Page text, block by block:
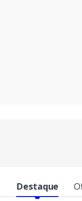
Destaque